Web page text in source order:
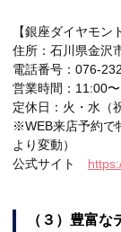
【銀座ダイヤモン
住所：石川県金沢
電話番号：076-
営業時間：11:00
定休日：火・水（
※WEB来店予約で
より変動）
公式サイト
（３）豊富